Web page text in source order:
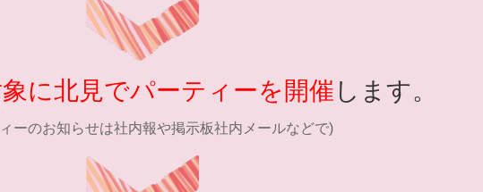
に北見でパーティーを開催 します。
ーのお知らせは社内報や掲示板社内メールなどで)